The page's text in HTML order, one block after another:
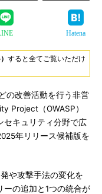
Hatena
すると全てご覧いただけ
の改善活動を行う非営
Project（OWASP）
セキュリティ分野で広
年リリース候補版を
や攻撃手法の変化を
ーの追加と1つの統合が